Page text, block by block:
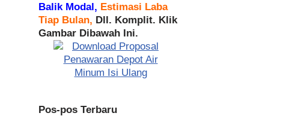
Balik Modal, Estimasi Laba
Tiap Bulan, Dll. Komplit. Klik
Gambar Dibawah Ini.
Pos-pos Terbaru